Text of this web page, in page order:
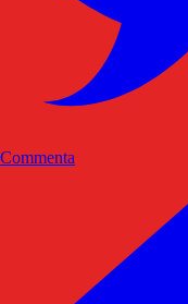
Commenta